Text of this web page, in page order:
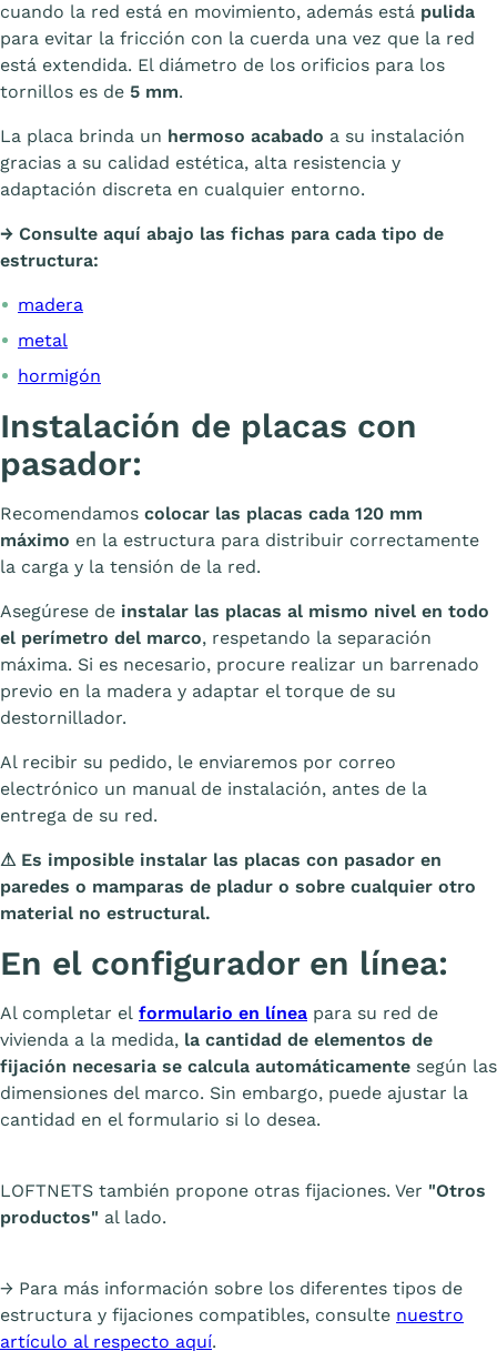
cuando la red está en movimiento, además está pulida
para evitar la fricción con la cuerda una vez que la red
está extendida. El diámetro de los orificios para los
tornillos es de 5 mm.
La placa brinda un hermoso acabado a su instalación
gracias a su calidad estética, alta resistencia y
adaptación discreta en cualquier entorno.
→ Consulte aquí abajo las fichas para cada tipo de
estructura:
madera
metal
hormigón
Instalación de placas con
pasador:
Recomendamos colocar las placas cada 120 mm
máximo en la estructura para distribuir correctamente
la carga y la tensión de la red.
Asegúrese de instalar las placas al mismo nivel en todo
el perímetro del marco, respetando la separación
máxima. Si es necesario, procure realizar un barrenado
previo en la madera y adaptar el torque de su
destornillador.
Al recibir su pedido, le enviaremos por correo
electrónico un manual de instalación, antes de la
entrega de su red.
⚠ Es imposible instalar las placas con pasador en
paredes o mamparas de pladur o sobre cualquier otro
material no estructural.
En el configurador en línea:
Al completar el formulario en línea para su red de
vivienda a la medida, la cantidad de elementos de
fijación necesaria se calcula automáticamente según las
dimensiones del marco. Sin embargo, puede ajustar la
cantidad en el formulario si lo desea.
LOFTNETS también propone otras fijaciones. Ver "Otros
productos" al lado.
→ Para más información sobre los diferentes tipos de
estructura y fijaciones compatibles, consulte nuestro
artículo al respecto aquí.